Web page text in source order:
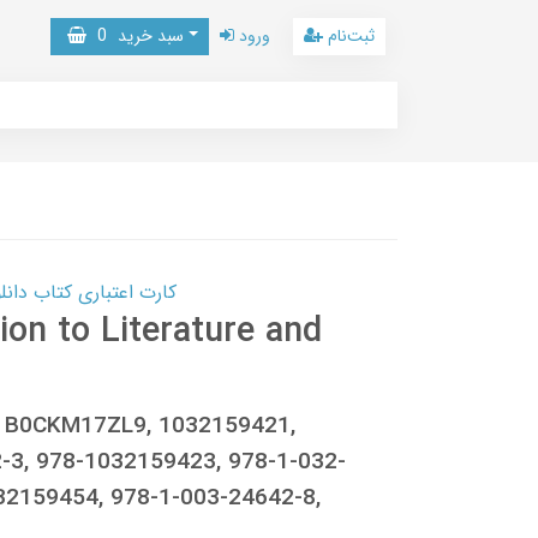
سبد خرید 0 ورود ثبت‌نام
کارت اعتباری کتاب دانلود با 10,000,000 اعتبار دانلود
to Literature and
1032159421,
978-1032159423, 978-1-032-
978-1-003-24642-8,